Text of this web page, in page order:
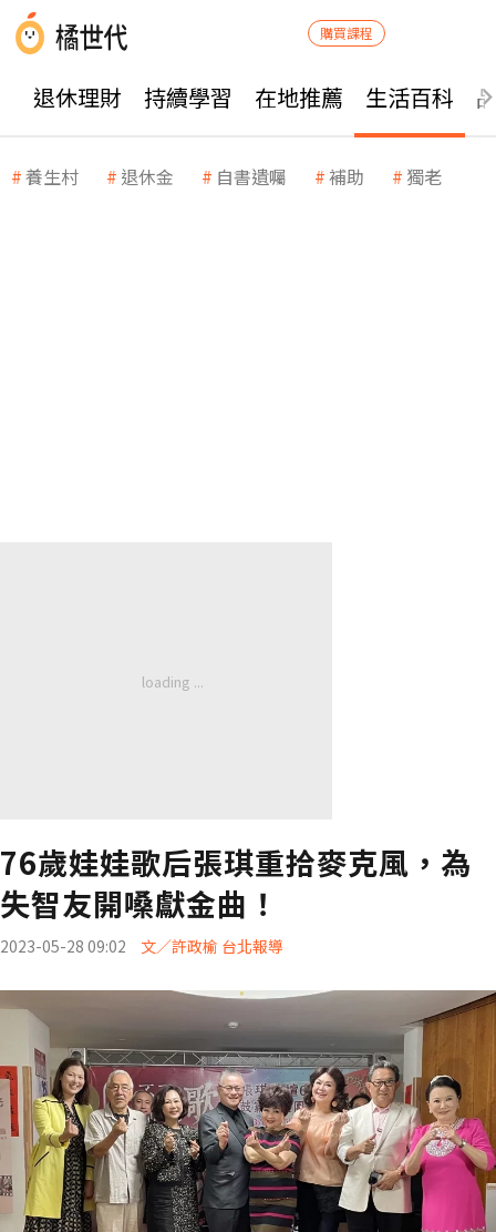
購買課程
退休理財 持續學習 在地推薦 生活百科
養生村 退休金 自書遺囑 補助 獨老
76歲娃娃歌后張琪重拾麥克風，為
失智友開嗓獻金曲！
2023-05-28 09:02 文／許政榆 台北報導